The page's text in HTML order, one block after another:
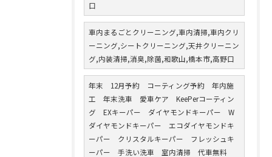
口
車内まるごとクリーニング,車内清掃,車内クリ
ーニング,シートクリーニング,天井クリーニン
グ,内装清掃,消臭,除菌,和歌山,橋本市,高野口
年末 12月予約 コーティング予約 年内施
工 年末洗車 愛車ケア KeePerコーティン
グ EXキーパー ダイヤモンドキーパー W
ダイヤモンドキーパー エコダイヤモンドキ
ーパー クリスタルキーパー フレッシュキ
ーパー 手洗い洗車 室内清掃 代車無料